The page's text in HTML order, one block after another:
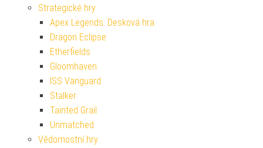
Strategické hry
Apex Legends: Desková hra
Dragon Eclipse
Etherfields
Gloomhaven
ISS Vanguard
Stalker
Tainted Grail
Unmatched
Vědomostní hry